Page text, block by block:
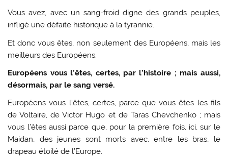
Vous avez, avec un sang-froid digne des grands peuples,
infligé une défaite historique à la tyrannie.
Et donc vous êtes, non seulement des Européens, mais les
meilleurs des Européens.
Européens vous l’êtes, certes, par l’histoire ; mais aussi,
désormais, par le sang versé.
Européens vous l’êtes, certes, parce que vous êtes les fils
de Voltaire, de Victor Hugo et de Taras Chevchenko ; mais
vous l’êtes aussi parce que, pour la première fois, ici, sur le
Maidan, des jeunes sont morts avec, entre les bras, le
drapeau étoilé de l’Europe.